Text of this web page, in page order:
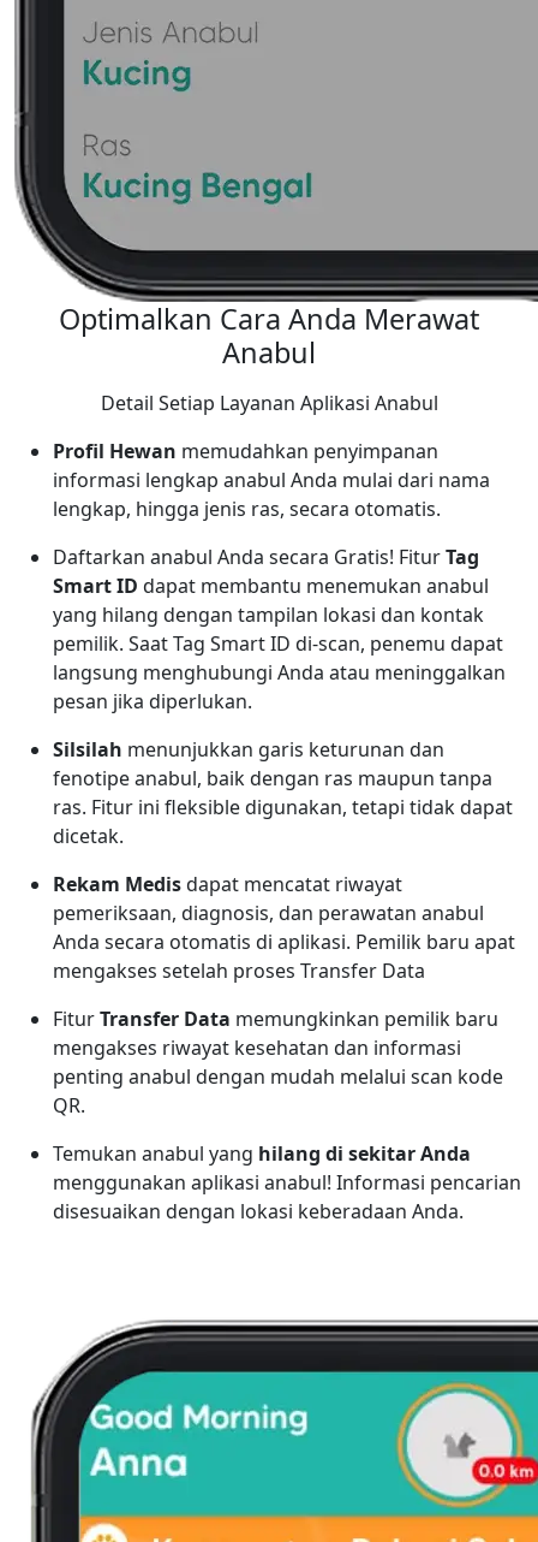
Optimalkan Cara Anda Merawat
Anabul
Detail Setiap Layanan Aplikasi Anabul
Profil Hewan memudahkan penyimpanan
informasi lengkap anabul Anda mulai dari nama
lengkap, hingga jenis ras, secara otomatis.
Daftarkan anabul Anda secara Gratis! FiturTag
Smart ID dapat membantu menemukan anabul
yang hilang dengan tampilan lokasi dan kontak
pemilik. Saat Tag Smart ID di-scan, penemu dapat
langsung menghubungi Anda atau meninggalkan
pesan jika diperlukan.
Silsilah menunjukkan garis keturunan dan
fenotipe anabul, baik dengan ras maupun tanpa
ras. Fitur ini fleksible digunakan, tetapi tidak dapat
dicetak.
Rekam Medisdapat mencatat riwayat
pemeriksaan, diagnosis, dan perawatan anabul
Anda secara otomatis di aplikasi. Pemilik baru apat
mengakses setelah proses Transfer Data
FiturTransfer Data memungkinkan pemilik baru
mengakses riwayat kesehatan dan informasi
penting anabul dengan mudah melalui scan kode
QR.
Temukan anabul yang hilang di sekitar Anda
menggunakan aplikasi anabul! Informasi pencarian
disesuaikan dengan lokasi keberadaan Anda.